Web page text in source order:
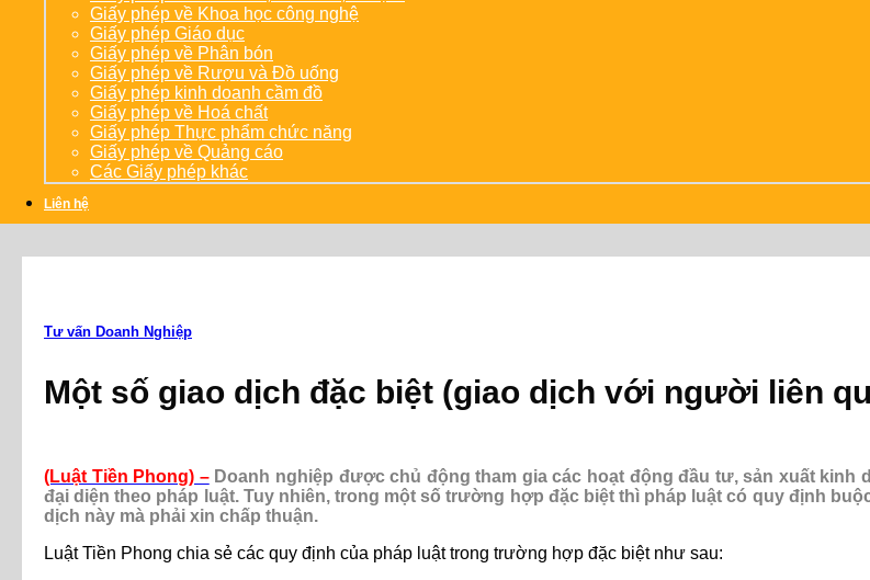
Giấy phép về Khoa học công nghệ
Giấy phép Giáo dục
Giấy phép về Phân bón
Giấy phép về Rượu và Đồ uống
Giấy phép kinh doanh cầm đồ
Giấy phép về Hoá chất
Giấy phép Thực phẩm chức năng
Giấy phép về Quảng cáo
Các Giấy phép khác
Liên hệ
Tư vấn Doanh Nghiệp
Một số giao dịch đặc biệt (giao dịch với người liên
(Luật Tiền Phong) – Doanh nghiệp được chủ động tham gia các hoạt động đầu tư, sản xuất
đại diện theo pháp luật. Tuy nhiên, trong một số trường hợp đặc biệt thì pháp luật có quy định
dịch này mà phải xin chấp thuận.
Luật Tiền Phong chia sẻ các quy định của pháp luật trong trường hợp đặc biệt như sau: